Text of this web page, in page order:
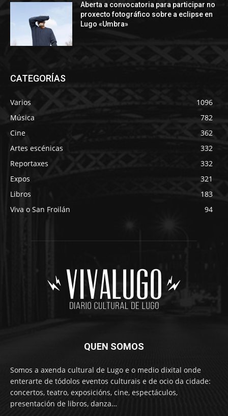
Aberta a convocatoria para participar no
proxecto fotográfico sobre a eclipse en
Lugo «Umbra»
CATEGORÍAS
Varios
1096
Música
782
Cine
362
Artes escénicas
332
Reportaxes
332
Expos
321
Libros
183
Viva o San Froilán
94
QUEN SOMOS
Somos a axenda cultural de Lugo e o medio dixital onde
enterarte de tódolos eventos culturais e de ocio da cidade:
concertos, teatro, exposicións, cine, espectáculos,
presentación de libros, danza…